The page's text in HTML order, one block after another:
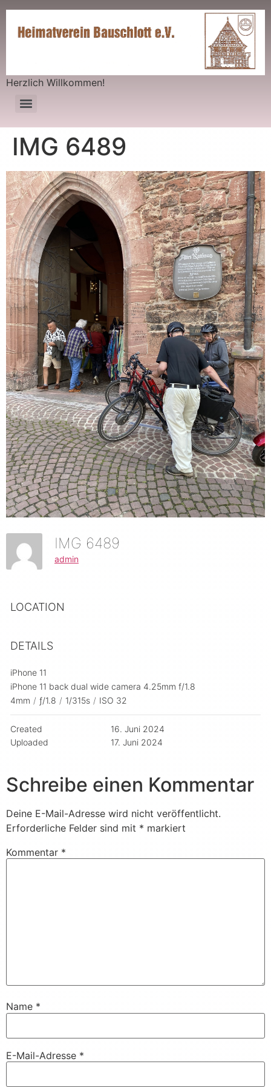
Herzlich Willkommen!
IMG 6489
IMG 6489
admin
LOCATION
DETAILS
iPhone 11
iPhone 11 back dual wide camera 4.25mm f/1.8
4mm / ƒ/1.8 / 1/315s / ISO 32
Created
16. Juni 2024
Uploaded
17. Juni 2024
Schreibe einen Kommentar
Deine E-Mail-Adresse wird nicht veröffentlicht.
Erforderliche Felder sind mit * markiert
Kommentar *
Name *
E-Mail-Adresse *